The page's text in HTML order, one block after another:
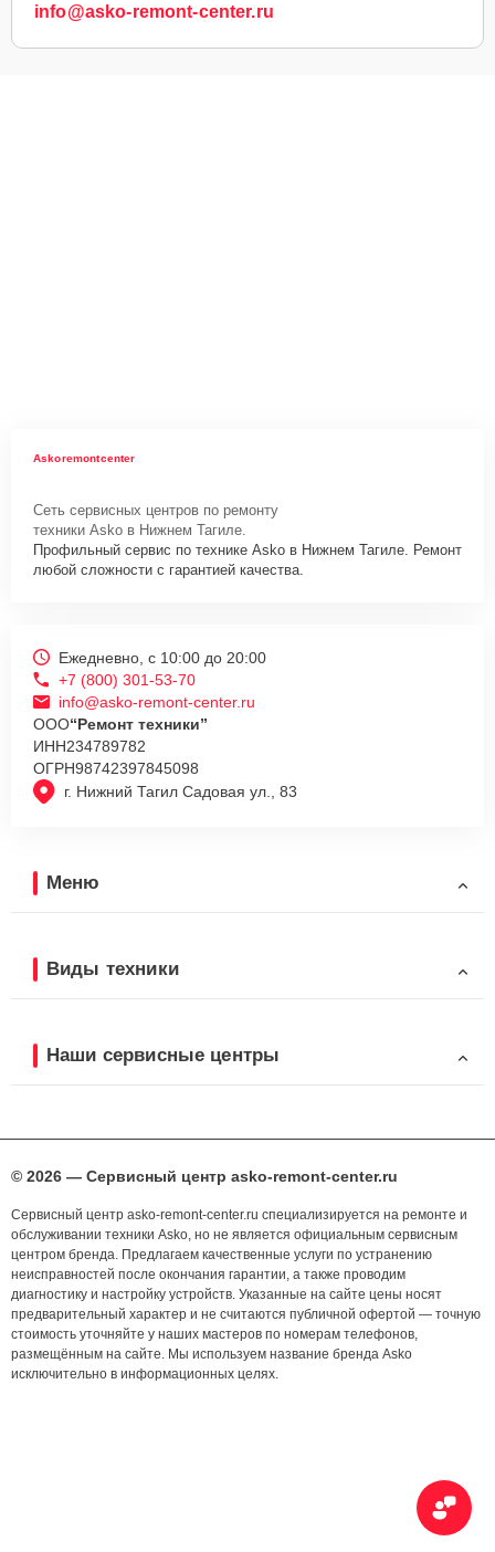
info@asko-remont-center.ru
Askoremontcenter
Сеть сервисных центров по ремонту
техники Asko в Нижнем Тагиле.
Профильный сервис по технике Asko в Нижнем Тагиле. Ремонт
любой сложности с гарантией качества.
г. Нижний Тагил Садовая ул., 83
Ежедневно, с 10:00 до 20:00
+7 (800) 301-53-70
info@asko-remont-center.ru
ООО“Ремонт техники”
ИНН234789782
ОГРН98742397845098
Меню
Виды техники
Наши сервисные центры
© 2026 — Сервисный центр asko-remont-center.ru
Сервисный центр asko-remont-center.ru специализируется на ремонте и
обслуживании техники Asko, но не является официальным сервисным
центром бренда. Предлагаем качественные услуги по устранению
неисправностей после окончания гарантии, а также проводим
диагностику и настройку устройств. Указанные на сайте цены носят
предварительный характер и не считаются публичной офертой — точную
стоимость уточняйте у наших мастеров по номерам телефонов,
размещённым на сайте. Мы используем название бренда Asko
исключительно в информационных целях.